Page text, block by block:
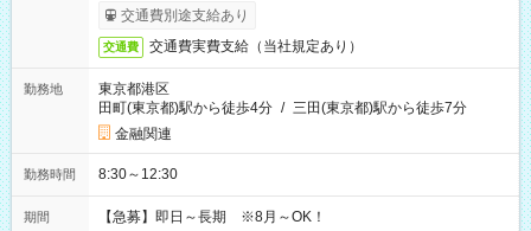
交通費別途支給あり
交通費 交通費実費支給（当社規定あり）
勤務地
東京都港区
田町(東京都)駅から徒歩4分 / 三田(東京都)駅から徒歩7分
金融関連
勤務時間 8:30～12:30
期間 【急募】即日～長期 ※8月～OK！